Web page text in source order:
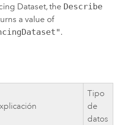
Dataset, the Describe
a value of
.
Tipo
de
datos